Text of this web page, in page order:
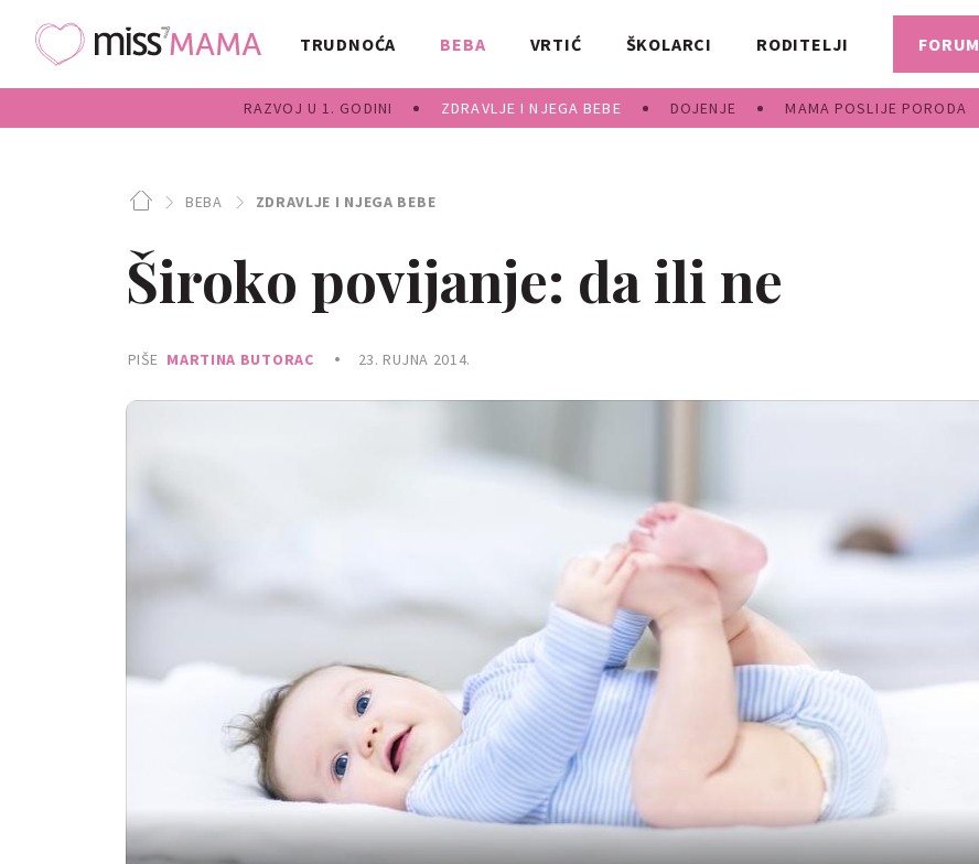
TRUDNOĆA BEBA
RAZVOJ U 1. GODINI ZDRAVLJE I NJEGA BEBE DOJENJE MAMA POSLIJE PORODA
VRTIĆ ŠKOLARCI RODITELJI FORUM
BEBA ZDRAVLJE I NJEGA BEBE
Široko povijanje: da ili ne
PIŠE MARTINA BUTORAC 23. RUJNA 2014.